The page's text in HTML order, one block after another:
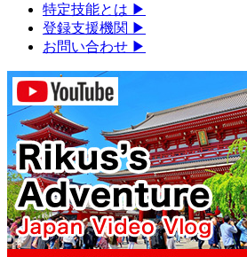
特定技能とは ▶︎
登録支援機関 ▶︎
お問い合わせ ▶︎